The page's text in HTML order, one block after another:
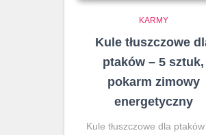
KARMY
Kule tłuszczowe
ptaków – 5 sztuk,
pokarm zimowy
energetyczny
Kule tłuszczowe dla